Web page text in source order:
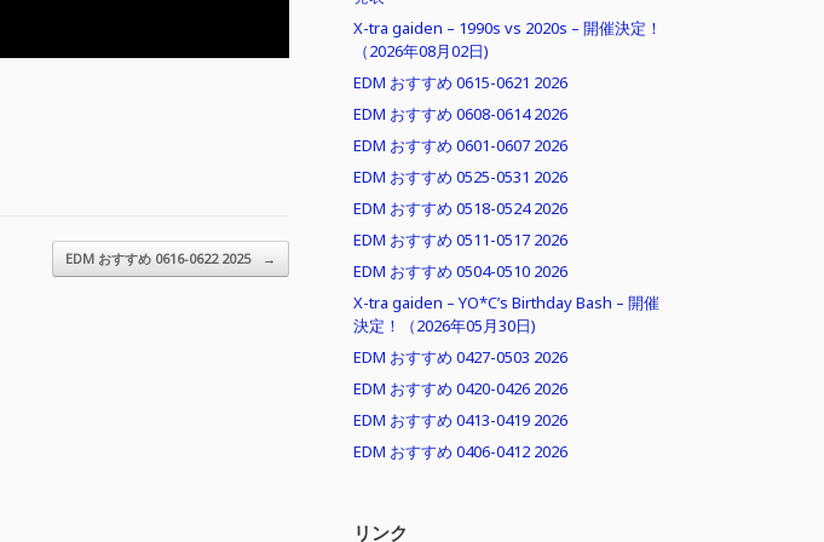
EDM おすすめ 0616-0622 2025 →
X-tra gaiden – 1990s vs 2020s – 開催決定！
（2026年08月02日)
EDM おすすめ 0615-0621 2026
EDM おすすめ 0608-0614 2026
EDM おすすめ 0601-0607 2026
EDM おすすめ 0525-0531 2026
EDM おすすめ 0518-0524 2026
EDM おすすめ 0511-0517 2026
EDM おすすめ 0504-0510 2026
X-tra gaiden – YO*C’s Birthday Bash – 開催
決定！（2026年05月30日)
EDM おすすめ 0427-0503 2026
EDM おすすめ 0420-0426 2026
EDM おすすめ 0413-0419 2026
EDM おすすめ 0406-0412 2026
リンク